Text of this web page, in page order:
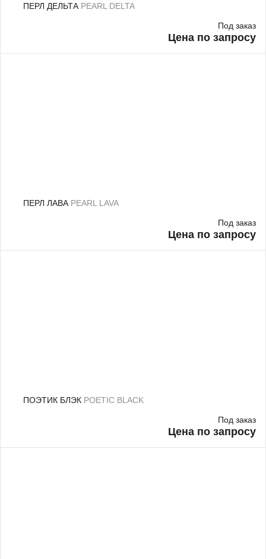
ПЕРЛ ДЕЛЬТА PEARL DELTA
Под заказ
Цена по запросу
ПЕРЛ ЛАВА PEARL LAVA
Под заказ
Цена по запросу
ПОЭТИК БЛЭК POETIC BLACK
Под заказ
Цена по запросу